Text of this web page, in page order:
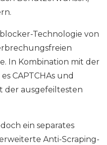
Technologie von
In Kombination mit der
CAPTCHAs und
der ausgefeiltesten
ein separates
Anti-Scraping-